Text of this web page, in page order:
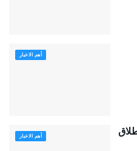
أهم الاخبار
أهم الاخبار